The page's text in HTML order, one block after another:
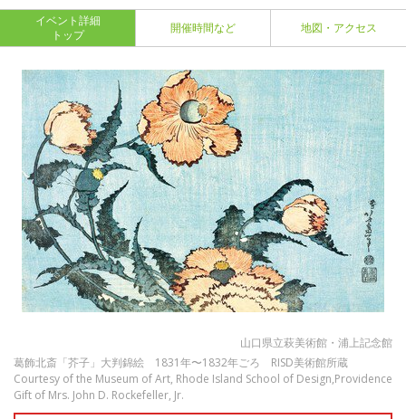
イベント詳細
トップ
開催時間など 地図・アクセス
山口県立萩美術館・浦上記念館
葛飾北斎「芥子」大判錦絵 1831年〜1832年ごろ RISD美術館所蔵
Courtesy of the Museum of Art, Rhode Island School of Design,Providence
Gift of Mrs. John D. Rockefeller, Jr.